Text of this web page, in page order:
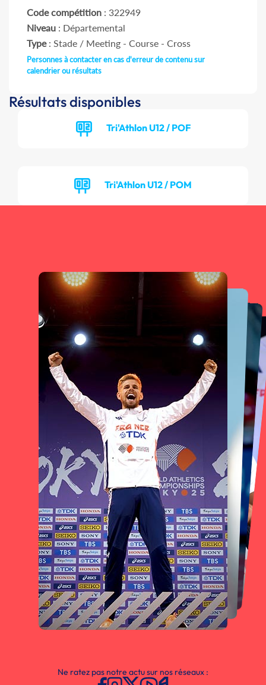
Code compétition : 322949
Niveau : Départemental
Type: Stade / Meeting - Course - Cross
Personnes à contacter en cas d'erreur de contenu sur
calendrier ou résultats
Résultats disponibles
Tri'Athlon U12 / POF
Tri'Athlon U12 / POM
Ne ratez pas notre actu sur nos réseaux :